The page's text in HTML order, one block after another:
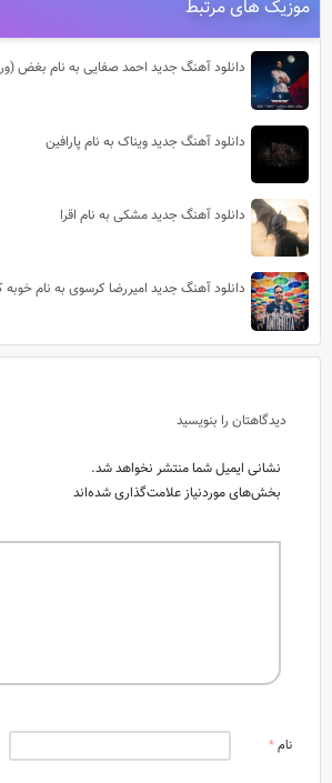
موزیک های مرتبط
دانلود آهنگ جدید احمد صفایی به نام بغض
دانلود آهنگ جدید ویناک به نام پارافین
دانلود آهنگ جدید مشکی به نام اقرا
دانلود آهنگ جدید امیررضا کرسوی به نام
دیدگاهتان را بنویسید
نشانی ایمیل شما منتشر نخواهد شد.
بخش‌های موردنیاز علامت‌گذاری شده‌اند
نام*